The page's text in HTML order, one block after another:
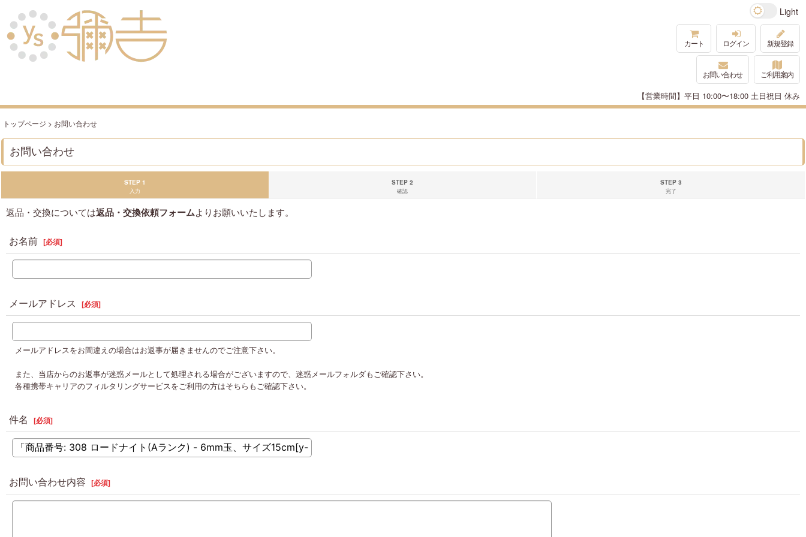
カート ログイン 新規登録
お問い合わせ ご利用案内
【営業時間】平日 10:00〜18:00 土日祝日 休み
トップページ > お問い合わせ
お問い合わせ
STEP 1
入力
STEP 2
確認
STEP 3
完了
返品・交換については返品・交換依頼フォームよりお願いいたします。
お名前 [必須]
メールアドレス [必須]
メールアドレスをお間違えの場合はお返事が届きませんのでご注意下さい。
また、当店からのお返事が迷惑メールとして処理される場合がございますので、迷惑メールフォルダもご確認下さい。
各種携帯キャリアのフィルタリングサービスをご利用の方はそちらもご確認下さい。
件名 [必須]
お問い合わせ内容 [必須]